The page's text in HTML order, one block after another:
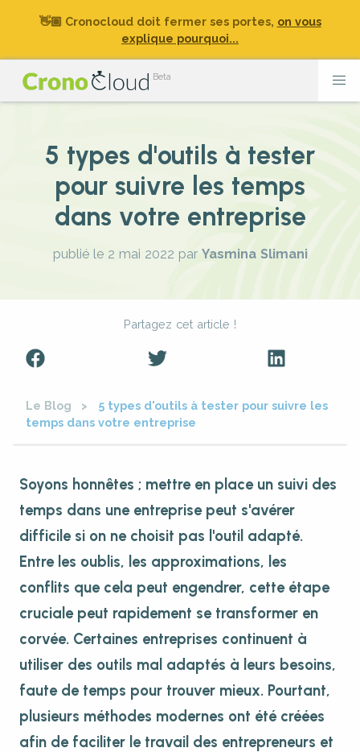
👋🏽 Cronocloud doit fermer ses portes, on vous
explique pourquoi...
5 types d'outils à tester
pour suivre les temps
dans votre entreprise
publié le 2 mai 2022 par Yasmina Slimani
Partagez cet article !
Le Blog
5 types d'outils à tester pour suivre les
temps dans votre entreprise
Soyons honnêtes ; mettre en place un suivi des
temps dans une entreprise peut s'avérer
difficile si on ne choisit pas l'outil adapté.
Entre les oublis, les approximations, les
conflits que cela peut engendrer, cette étape
cruciale peut rapidement se transformer en
corvée. Certaines entreprises continuent à
utiliser des outils mal adaptés à leurs besoins,
faute de temps pour trouver mieux. Pourtant,
plusieurs méthodes modernes ont été créées
afin de faciliter le travail des entrepreneurs et